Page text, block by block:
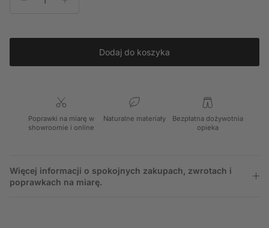
Dodaj do koszyka
Poprawki na miarę w
showroomie i online
Naturalne materiały
Bezpłatna dożywotnia
opieka
Więcej informacji o spokojnych zakupach, zwrotach i
poprawkach na miarę.